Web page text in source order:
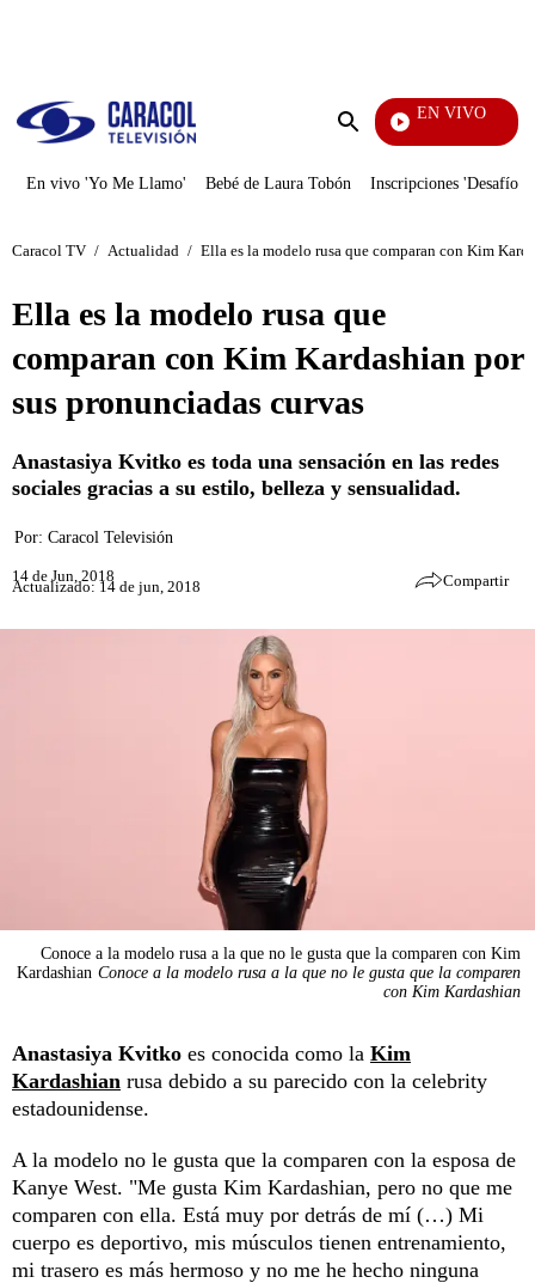
Enviar
EN VIVO
Rafael
En vivo 'Yo Me Llamo' Bebé de Laura Tobón Inscripciones 'Desafío'
Caracol TV / Actualidad / Ella es la modelo rusa que comparan con Kim
Ella es la modelo rusa que
comparan con Kim Kardashian por
sus pronunciadas curvas
Anastasiya Kvitko es toda una sensación en las redes
sociales gracias a su estilo, belleza y sensualidad.
Por: Caracol Televisión
14 de Jun, 2018
Actualizado: 14 de jun, 2018 Compartir
Conoce a la modelo rusa a la que no le gusta que la comparen con Kim
Kardashian Conoce a la modelo rusa a la que no le gusta que la comparen
con Kim Kardashian
Anastasiya Kvitko es conocida como la Kim
Kardashian rusa debido a su parecido con la celebrity
estadounidense.
A la modelo no le gusta que la comparen con la esposa de
Kanye West. "Me gusta Kim Kardashian, pero no que me
comparen con ella. Está muy por detrás de mí (…) Mi
cuerpo es deportivo, mis músculos tienen entrenamiento,
mi trasero es más hermoso y no me he hecho ninguna